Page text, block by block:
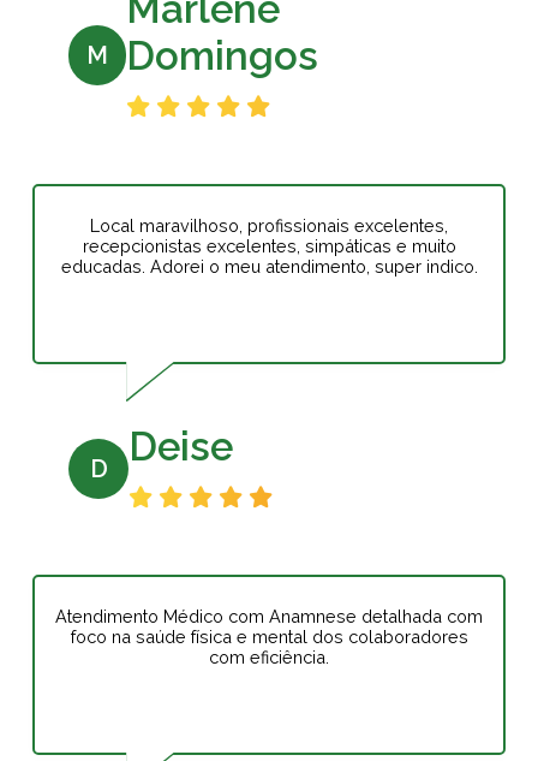
M
Marlene
Domingos
Local maravilhoso, profissionais excelentes,
recepcionistas excelentes, simpáticas e muito
educadas. Adorei o meu atendimento, super indico.
D Deise
Atendimento Médico com Anamnese detalhada com
foco na saúde física e mental dos colaboradores
com eficiência.